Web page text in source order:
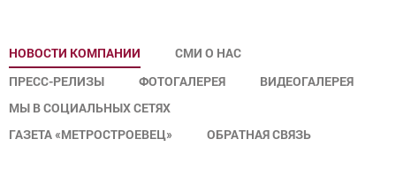
НОВОСТИ КОМПАНИИ
СМИ О НАС
ПРЕСС-РЕЛИЗЫ
ФОТОГАЛЕРЕЯ
ВИДЕОГАЛЕРЕЯ
МЫ В СОЦИАЛЬНЫХ СЕТЯХ
ГАЗЕТА «МЕТРОСТРОЕВЕЦ»
ОБРАТНАЯ СВЯЗЬ